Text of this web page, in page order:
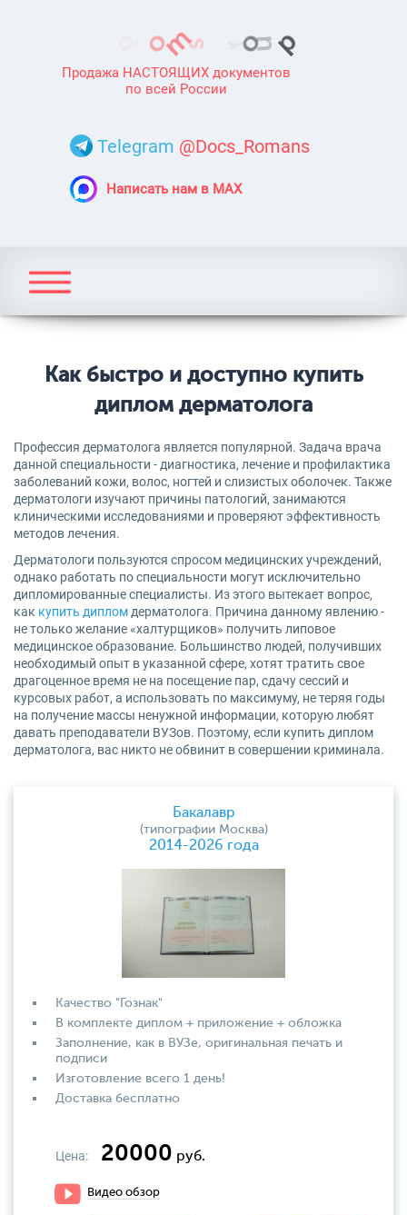
Продажа НАСТОЯЩИХ документов
по всей России
Telegram @Docs_Romans
Написать нам в MAX
Как быстро и доступно купить
диплом дерматолога
Профессия дерматолога является популярной. Задача врача
данной специальности - диагностика, лечение и профилактика
заболеваний кожи, волос, ногтей и слизистых оболочек. Также
дерматологи изучают причины патологий, занимаются
клиническими исследованиями и проверяют эффективность
методов лечения.
Дерматологи пользуются спросом медицинских учреждений,
однако работать по специальности могут исключительно
дипломированные специалисты. Из этого вытекает вопрос,
как купить диплом дерматолога. Причина данному явлению -
не только желание «халтурщиков» получить липовое
медицинское образование. Большинство людей, получивших
необходимый опыт в указанной сфере, хотят тратить свое
драгоценное время не на посещение пар, сдачу сессий и
курсовых работ, а использовать по максимуму, не теряя годы
на получение массы ненужной информации, которую любят
давать преподаватели ВУЗов. Поэтому, если купить диплом
дерматолога, вас никто не обвинит в совершении криминала.
Бакалавр
(типографии Москва)
2014-2026 года
Качество "Гознак"
В комплекте диплом + приложение + обложка
Заполнение, как в ВУЗе, оригинальная печать и
подписи
Изготовление всего 1 день!
Доставка бесплатно
Цена: 20000 руб.
Видео обзор